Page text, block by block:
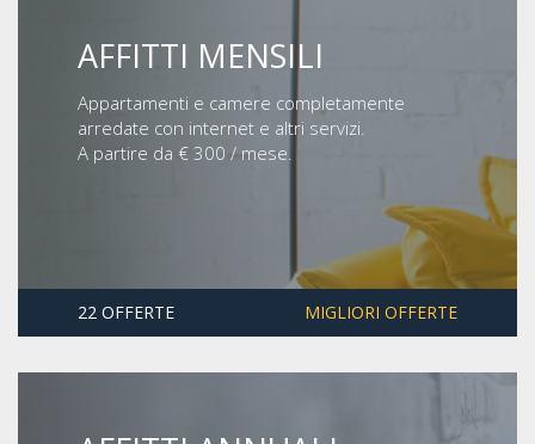
AFFITTI MENSILI
Appartamenti e camere completamente
arredate con internet e altri servizi.
A partire da € 300 / mese.
22 OFFERTE MIGLIORI OFFERTE